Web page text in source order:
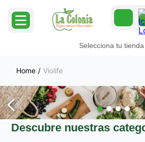
Selecciona tu tienda
Violife
Descubre nuestras